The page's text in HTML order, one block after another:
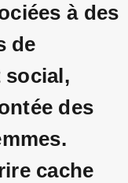
à des
de
social,
des
cache